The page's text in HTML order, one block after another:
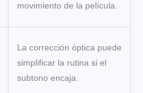
movimiento de la película.
La corrección óptica puede
simplificar la rutina si el
subtono encaja.